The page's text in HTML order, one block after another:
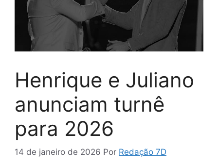
Henrique e Juliano
anunciam turnê
para 2026
14 de janeiro de 2026 Por Redação 7D